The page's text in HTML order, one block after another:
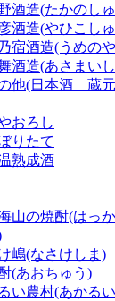
酒造(たかのし
酒造(やひこし
宿酒造(うめの
酒造(あさまい
他(日本酒 蔵
おろし
りたて
熟成酒
山の焼酎(はっ
嶋(なさけしま)
(あおちゅう)
い農村(あかる